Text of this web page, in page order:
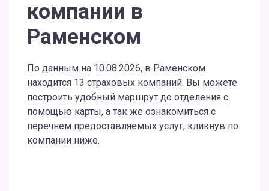
компании в
Раменском
По данным на 10.08.2026, в Раменском
находится 13 страховых компаний. Вы можете
построить удобный маршрут до отделения с
помощью карты, а так же ознакомиться с
перечнем предоставляемых услуг, кликнув по
компании ниже.